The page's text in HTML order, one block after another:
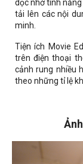
dọcnhờ tính
tải lên các nội
minh
Tiện ích Movie
trên điện thoại
cảnh rung nhiều
theo những tỉ lệ